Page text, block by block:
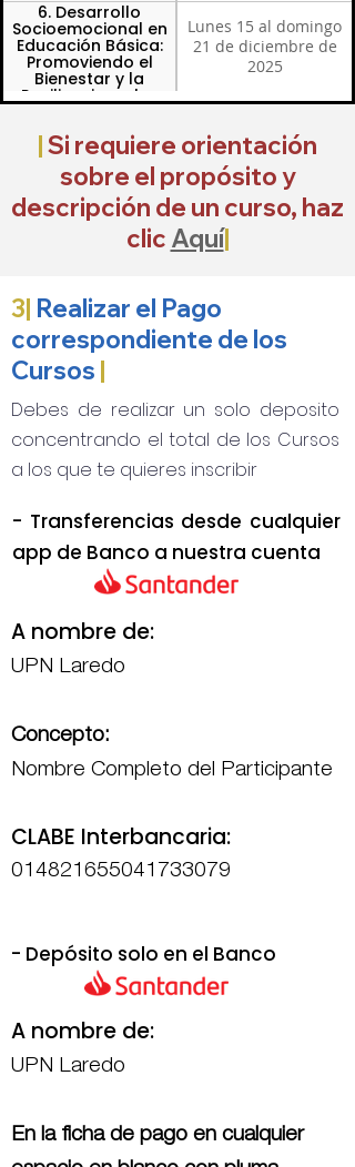
6. Desarrollo
Socioemocional en
Educación Básica:
Promoviendo el
Bienestar y la
Resiliencia en los
Lunes 15 al domingo
21 de diciembre de
2025
|Si requiere orientación
sobre el propósito y
descripción de un curso, haz
clic Aquí|
3| Realizar el Pago
correspondiente de los
Cursos |
Debes de realizar un solo deposito
concentrando el total de los Cursos
a los que te quieres inscribir
- Transferencias desde cualquier
app de Banco a nuestra cuenta
A nombre de:
UPN Laredo
Concepto:
Nombre Completo del Participante
CLABE Interbancaria:
014821655041733079
- Depósito solo en el Banco
A nombre de:
UPN Laredo
En la ficha de pago en cualquier